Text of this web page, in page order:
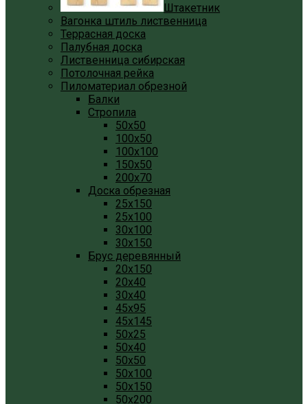
Штакетник
Вагонка штиль лиственница
Террасная доска
Палубная доска
Лиственница сибирская
Потолочная рейка
Пиломатериал обрезной
Балки
Стропила
50x50
100x50
100x100
150x50
200x70
Доска обрезная
25x150
25x100
30x100
30x150
Брус деревянный
20x150
20x40
30x40
45x95
45x145
50x25
50x40
50x50
50x100
50x150
50x200